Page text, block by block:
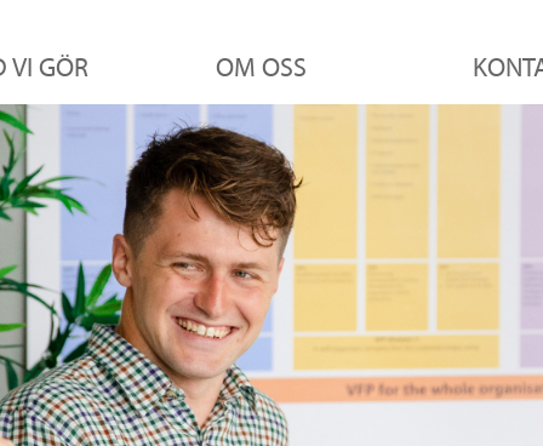
VI GÖR OM OSS